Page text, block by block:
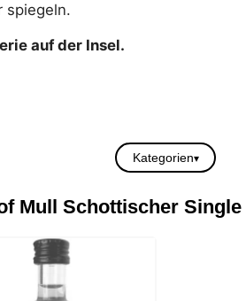
spiegeln.
auf der Insel.
Kategorien
Mull Schottischer